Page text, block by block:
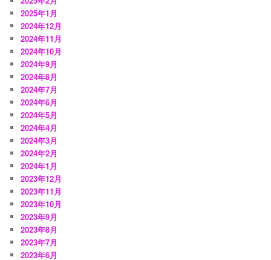
2025年1月
2024年12月
2024年11月
2024年10月
2024年9月
2024年8月
2024年7月
2024年6月
2024年5月
2024年4月
2024年3月
2024年2月
2024年1月
2023年12月
2023年11月
2023年10月
2023年9月
2023年8月
2023年7月
2023年6月